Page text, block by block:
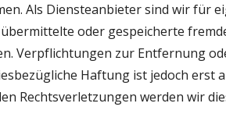
Als Diensteanbieter sind wir für
oder gespeicherte
Verpflichtungen zur Entfernung
Haftung ist jedoch erst
Rechtsverletzungen werden wir